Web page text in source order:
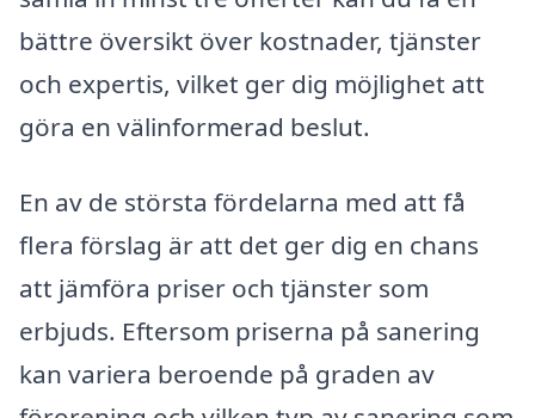
bättre översikt över kostnader, tjänster
och expertis, vilket ger dig möjlighet att
göra en välinformerad beslut.
En av de största fördelarna med att få
flera förslag är att det ger dig en chans
att jämföra priser och tjänster som
erbjuds. Eftersom priserna på sanering
kan variera beroende på graden av